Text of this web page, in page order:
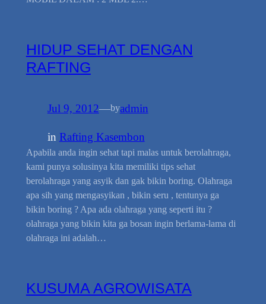
HIDUP SEHAT DENGAN
RAFTING
Jul 9, 2012—byadmin
in Rafting Kasembon
Apabila anda ingin sehat tapi malas untuk berolahraga,
kami punya solusinya kita memiliki tips sehat
berolahraga yang asyik dan gak bikin boring. Olahraga
apa sih yang mengasyikan , bikin seru , tentunya ga
bikin boring ? Apa ada olahraga yang seperti itu ?
olahraga yang bikin kita ga bosan ingin berlama-lama di
olahraga ini adalah…
KUSUMA AGROWISATA